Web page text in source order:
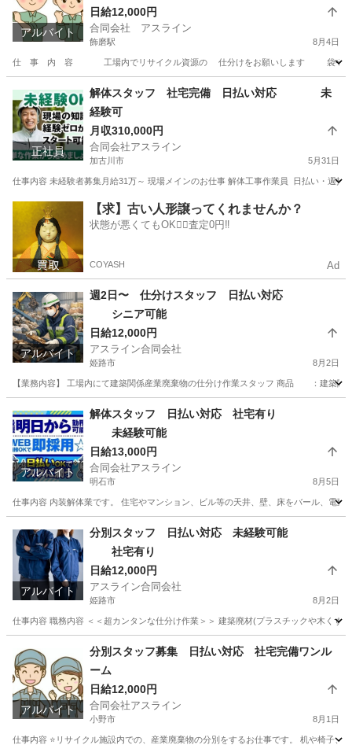
アルバイト
日給12,000円
合同会社 アスライン
飾磨駅 8月4日
仕 事 内 容 工場内でリサイクル資源の 仕分けをお願いします 袋やコンテ
飾磨駅 仕分け スタッフ
正社員
解体スタッフ 社宅完備 日払い対応 未
経験可
月収310,000円
合同会社アスライン
加古川市 5月31日
仕事内容 未経験者募集月給31万～ 現場メインのお仕事 解体工事作業員 ️ 日払い・週
その他 未経験
【求】古い人形譲ってくれませんか？
状態が悪くてもOK🙆‍♀️査定0円‼️
COYASH Ad
アルバイト
週2日〜 仕分けスタッフ 日払い対応
シニア可能
日給12,000円
アスライン合同会社
姫路市 8月2日
【業務内容】 工場内にて建築関係産業廃棄物の仕分け作業スタッフ 商品 ：建築関
仕分け スタッフ
アルバイト
解体スタッフ 日払い対応 社宅有り
未経験可能
日給13,000円
合同会社アスライン
明石市 8月5日
仕事内容 内装解体業です。 住宅やマンション、ビル等の天井、壁、床をバール、電
その他 スタッフ
アルバイト
分別スタッフ 日払い対応 未経験可能
社宅有り
日給12,000円
アスライン合同会社
姫路市 8月2日
仕事内容 職務内容 ＜＜超カンタンな仕分け作業＞＞ 建築廃材(プラスチックや木く
仕分け スタッフ
アルバイト
分別スタッフ募集 日払い対応 社宅完備ワンル
ーム
日給12,000円
合同会社アスライン
小野市 8月1日
仕事内容 ⭐リサイクル施設内での、産業廃棄物の分別をするお仕事です。 机や椅子